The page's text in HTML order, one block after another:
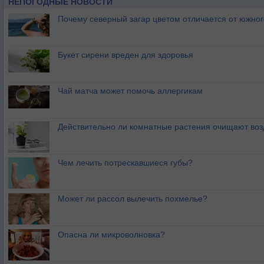
НЕПОГОДНЫЕ НОВОСТИ
Почему северный загар цветом отличается от
Букет сирени вреден для здоровья
Чай матча может помочь аллергикам
Действительно ли комнатные растения очищают
Чем лечить потрескавшиеся губы?
Может ли рассол вылечить похмелье?
Опасна ли микроволновка?